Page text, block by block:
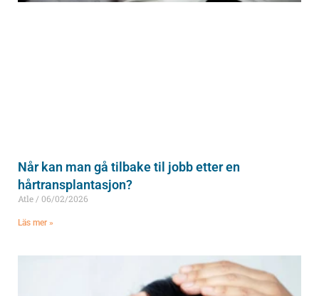
Når kan man gå tilbake til jobb etter en
hårtransplantasjon?
Atle 06/02/2026
Läs mer »